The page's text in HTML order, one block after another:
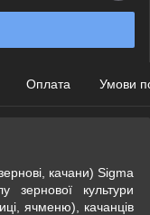
Оплата Умови
качани) Sigma
зернової культури
ячменю), качанців